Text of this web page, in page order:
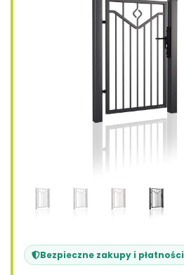
Bezpieczne zakupy i płatności